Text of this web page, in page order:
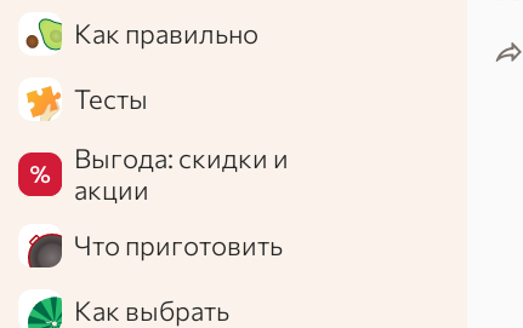
Как правильно
Тесты
Выгода: скидки и
акции
Что приготовить
Как выбрать